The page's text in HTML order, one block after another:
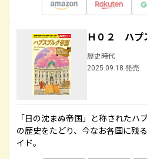
Ｈ０２ ハプ
歴史時代
2025.09.18 発売
「日の沈まぬ帝国」と称されたハ
の歴史をたどり、今なお各国に残
イド。